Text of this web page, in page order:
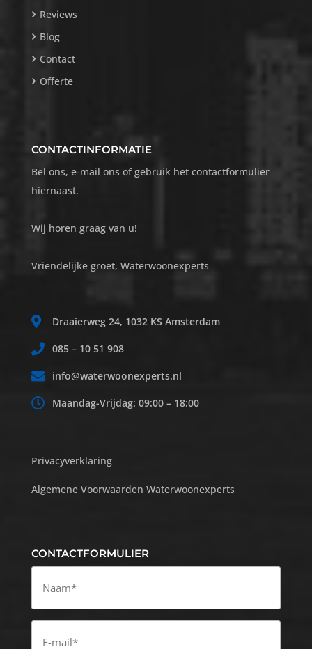
Reviews
Blog
Contact
Offerte
CONTACTINFORMATIE
Bel ons, e-mail ons of gebruik het contactformulier
hiernaast.
Wij horen graag van u!
Vriendelijke groet, Waterwoonexperts
Draaierweg 24, 1032 KS Amsterdam
085 – 10 51 908
info@waterwoonexperts.nl
Maandag-Vrijdag: 09:00 – 18:00
Privacyverklaring
Algemene Voorwaarden Waterwoonexperts
CONTACTFORMULIER